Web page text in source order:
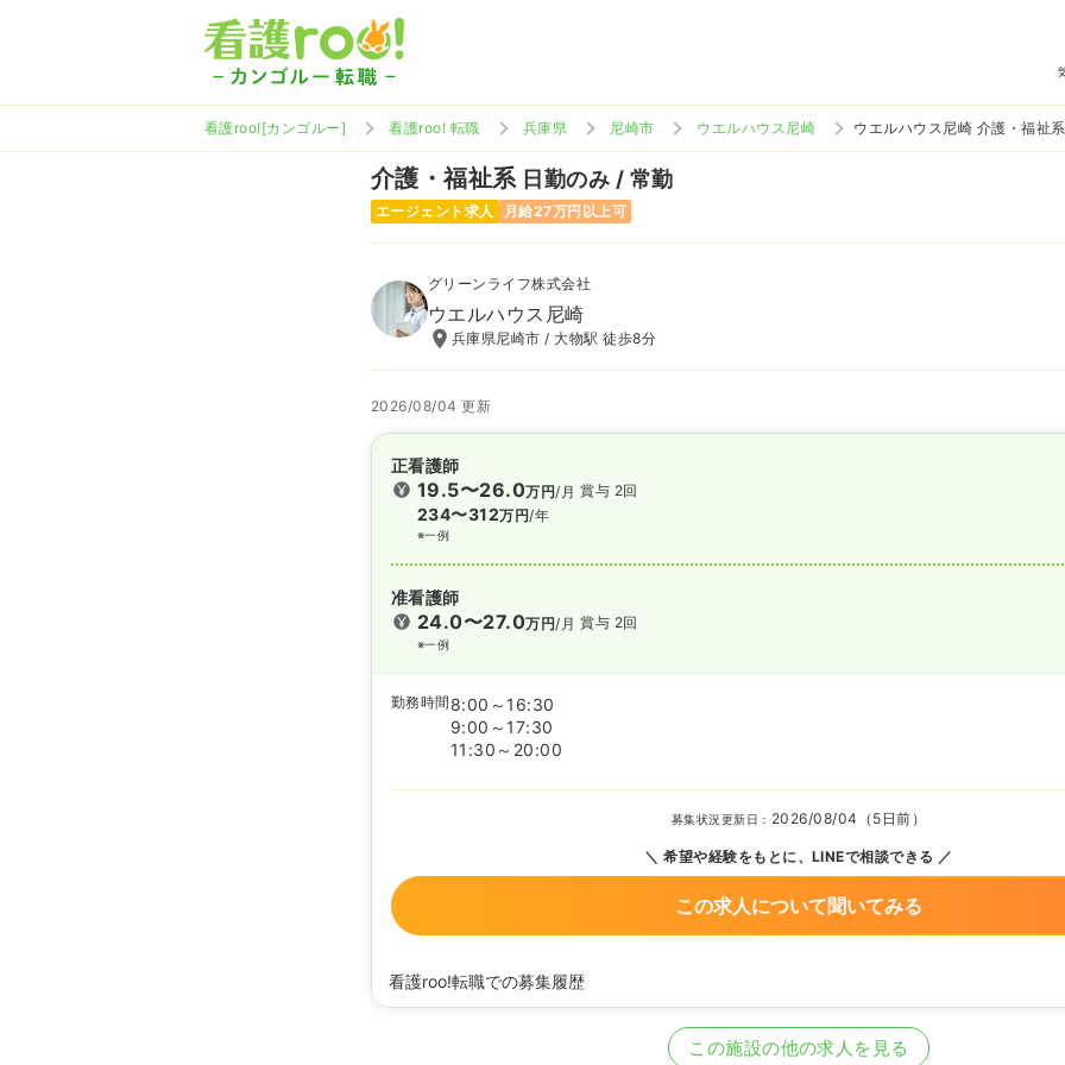
看護roo![カンゴルー] 看護roo! 転職 兵庫県 尼崎市 ウエルハウス尼崎 ウエルハウス尼崎 介護・福祉
介護・福祉系 日勤のみ / 常勤
エージェント求人 月給27万円以上可
グリーンライフ株式会社
ウエルハウス尼崎
兵庫県尼崎市 / 大物駅 徒歩8分
2026/08/04 更新
正看護師
19.5〜26.0万円/月
234〜312万円/年
※一例
賞与 2回
准看護師
24.0〜27.0万円/月
※一例
賞与 2回
勤務時間 8:00～16:30
9:00～17:30
11:30～20:00
募集状況更新日： 2026/08/04（5日前）
希望や経験をもとに、LINEで相談できる
この求人について聞いてみる
看護roo!転職での募集履歴
この施設の他の求人を見る